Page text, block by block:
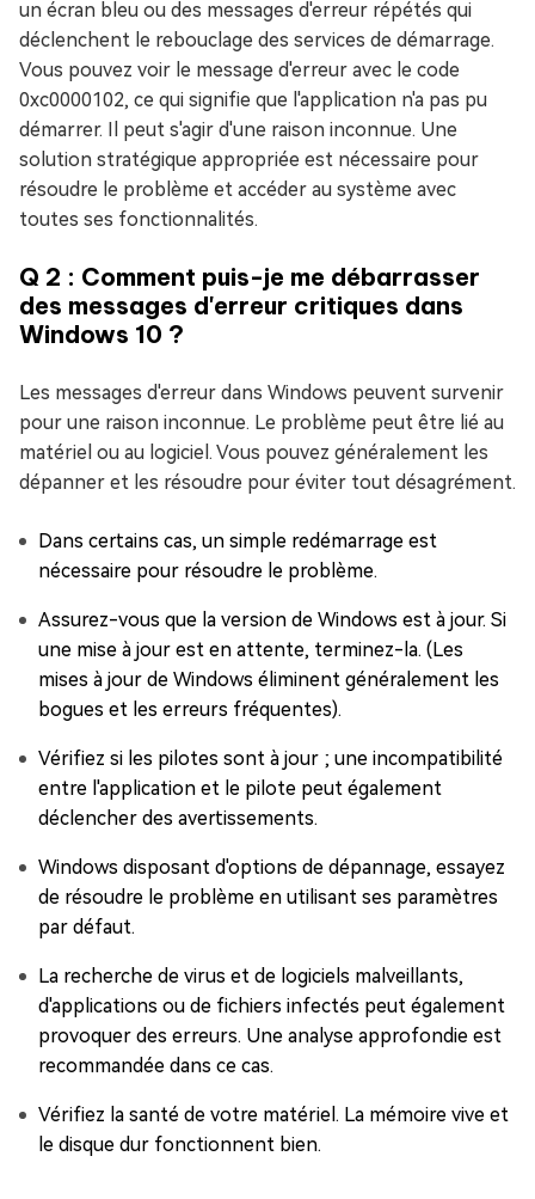
un écran bleu ou des messages d'erreur répétés qui
déclenchent le rebouclage des services de démarrage.
Vous pouvez voir le message d'erreur avec le code
0xc0000102, ce qui signifie que l'application n'a pas pu
démarrer. Il peut s'agir d'une raison inconnue. Une
solution stratégique appropriée est nécessaire pour
résoudre le problème et accéder au système avec
toutes ses fonctionnalités.
Q 2 : Comment puis-je me débarrasser
des messages d'erreur critiques dans
Windows 10 ?
Les messages d'erreur dans Windows peuvent survenir
pour une raison inconnue. Le problème peut être lié au
matériel ou au logiciel. Vous pouvez généralement les
dépanner et les résoudre pour éviter tout désagrément.
Dans certains cas, un simple redémarrage est
nécessaire pour résoudre le problème.
Assurez-vous que la version de Windows est à jour. Si
une mise à jour est en attente, terminez-la. (Les
mises à jour de Windows éliminent généralement les
bogues et les erreurs fréquentes).
Vérifiez si les pilotes sont à jour ; une incompatibilité
entre l'application et le pilote peut également
déclencher des avertissements.
Windows disposant d'options de dépannage, essayez
de résoudre le problème en utilisant ses paramètres
par défaut.
La recherche de virus et de logiciels malveillants,
d'applications ou de fichiers infectés peut également
provoquer des erreurs. Une analyse approfondie est
recommandée dans ce cas.
Vérifiez la santé de votre matériel. La mémoire vive et
le disque dur fonctionnent bien.